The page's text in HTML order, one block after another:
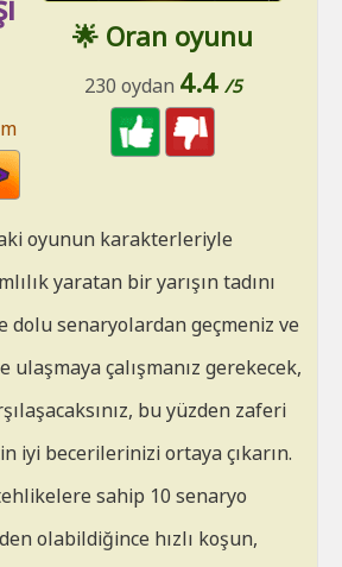
🌟 Oran oyunu
230 oydan 4.4 /5
HTML
oyunun karakterleriyle
yaratan bir yarışın tadını
dolu senaryolardan geçmeniz ve
ulaşmaya çalışmanız gerekecek,
bu yüzden zaferi
iyi becerilerinizi ortaya çıkarın.
sahip 10 senaryo
olabildiğince hızlı koşun,